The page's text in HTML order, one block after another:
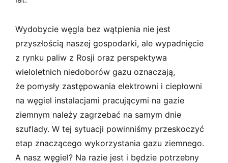
Wydobycie węgla bez wątpienia nie jest
przyszłością naszej gospodarki, ale wypadnięcie
z rynku paliw z Rosji oraz perspektywa
wieloletnich niedoborów gazu oznaczają,
że pomysły zastępowania elektrowni i ciepłowni
na węgiel instalacjami pracującymi na gazie
ziemnym należy zagrzebać na samym dnie
szuflady. W tej sytuacji powinniśmy przeskoczyć
etap znaczącego wykorzystania gazu ziemnego.
A nasz węgiel? Na razie jest i będzie potrzebny